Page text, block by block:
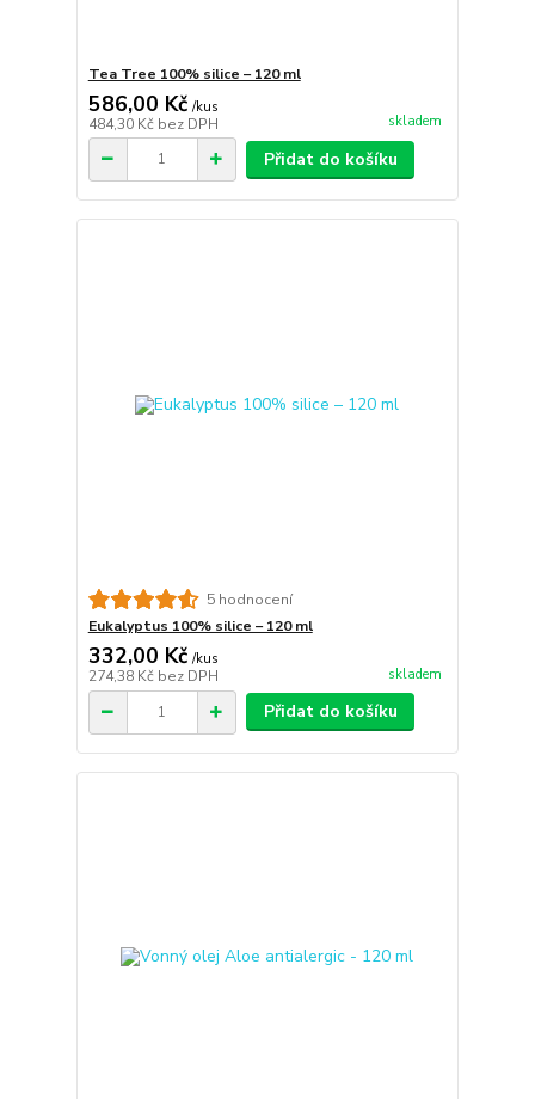
Tea Tree 100% silice – 120 ml
586,00 Kč /kus
484,30 Kč bez DPH skladem
Přidat do košíku
5 hodnocení
Eukalyptus 100% silice – 120 ml
332,00 Kč /kus
274,38 Kč bez DPH skladem
Přidat do košíku